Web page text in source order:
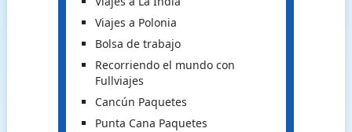
Viajes a Polonia
Bolsa de trabajo
Recorriendo el mundo con
Fullviajes
Cancún Paquetes
Punta Cana Paquetes